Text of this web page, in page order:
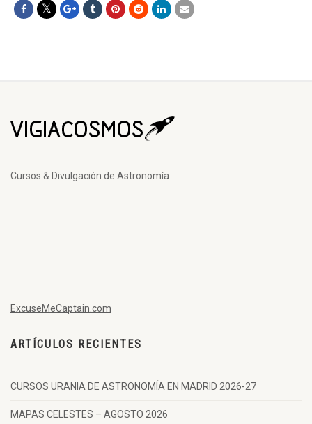
Cursos & Divulgación de Astronomía
ExcuseMeCaptain.com
ARTÍCULOS RECIENTES
CURSOS URANIA DE ASTRONOMÍA EN MADRID 2026-27
MAPAS CELESTES – AGOSTO 2026